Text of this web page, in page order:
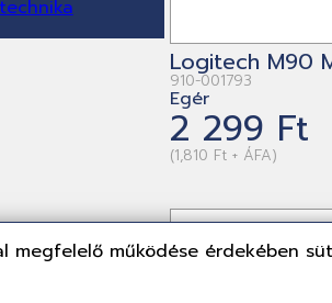
megfelelő működése érdekében
Logitech M90
910-001793
Egér
2 299 Ft
(1,810 Ft + ÁFA)